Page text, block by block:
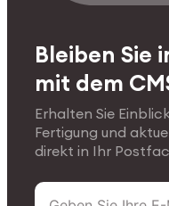
Bleiben Sie
mit dem
Erhalten Sie
Fertigung und
direkt in Ihr